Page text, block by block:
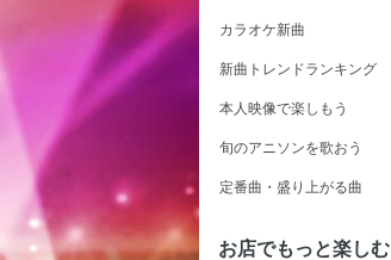
カラオケ新曲
新曲トレンドランキング
本人映像で楽しもう
旬のアニソンを歌おう
定番曲・盛り上がる曲
お店でもっと楽しむ